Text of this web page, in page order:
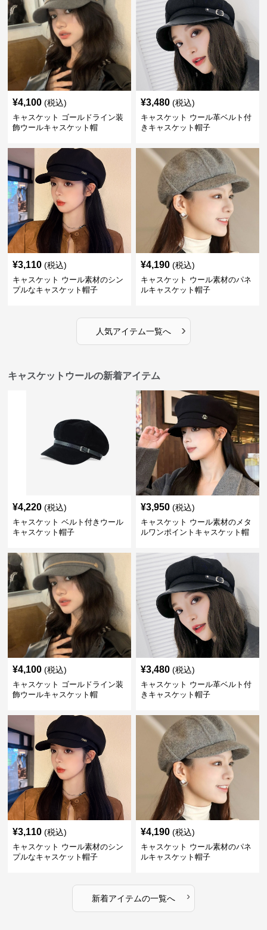
¥4,100 (税込)
キャスケット ゴールドライン装
飾ウールキャスケット帽
¥3,480 (税込)
キャスケット ウール革ベルト付
きキャスケット帽子
¥3,110 (税込)
キャスケット ウール素材のシン
プルなキャスケット帽子
¥4,190 (税込)
キャスケット ウール素材のパネ
ルキャスケット帽子
人気アイテム一覧へ ›
キャスケットウールの新着アイテム
¥4,220 (税込)
キャスケット ベルト付きウール
キャスケット帽子
¥3,950 (税込)
キャスケット ウール素材のメタ
ルワンポイントキャスケット帽
¥4,100 (税込)
キャスケット ゴールドライン装
飾ウールキャスケット帽
¥3,480 (税込)
キャスケット ウール革ベルト付
きキャスケット帽子
¥3,110 (税込)
キャスケット ウール素材のシン
プルなキャスケット帽子
¥4,190 (税込)
キャスケット ウール素材のパネ
ルキャスケット帽子
新着アイテムの一覧へ ›